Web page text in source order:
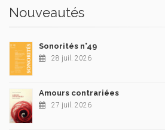
Nouveautés
Sonorités n°49
28 juil. 2026
Amours contrariées
27 juil. 2026